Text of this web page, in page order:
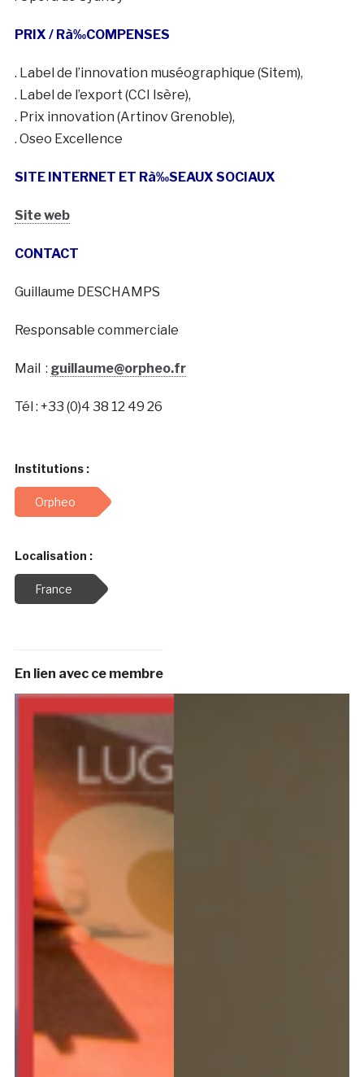
PRIX / Rà‰COMPENSES
. Label de l’innovation muséographique (Sitem),
. Label de l’export (CCI Isère),
. Prix innovation (Artinov Grenoble),
. Oseo Excellence
SITE INTERNET ET Rà‰SEAUX SOCIAUX
Site web
CONTACT
Guillaume DESCHAMPS
Responsable commerciale
Mail : guillaume@orpheo.fr
Tél : +33 (0)4 38 12 49 26
Institutions :
Orpheo
Localisation :
France
En lien avec ce membre